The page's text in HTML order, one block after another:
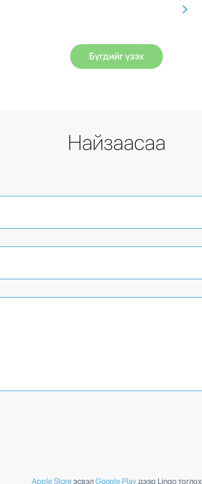
Бүгдийг үзэх
Найзаасаа
Apple StoreэсвэлGoogle Playдээр Lingo тоглох